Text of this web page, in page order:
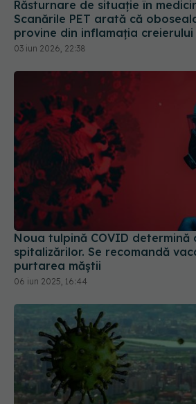
Noua tulpină COVID determină
spitalizărilor. Se recomandă
purtarea măștii
06 iun 2025, 16:44